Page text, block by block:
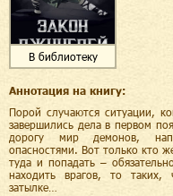
В библиотеку
Аннотация на книгу:
Порой случаются ситуации,
завершились дела в первом
дорогу мир демонов,
опасностями. Вот только кто
туда и попадать –
находить врагов, то таких,
затылке…